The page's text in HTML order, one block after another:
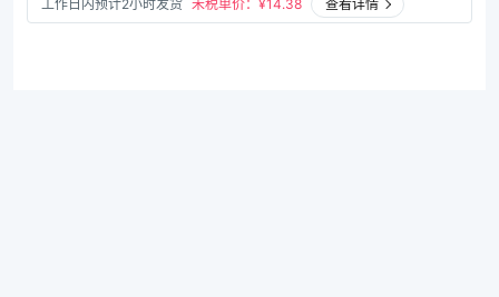
工作日内预计2小时发货 未税单价：¥14.38 查看详情